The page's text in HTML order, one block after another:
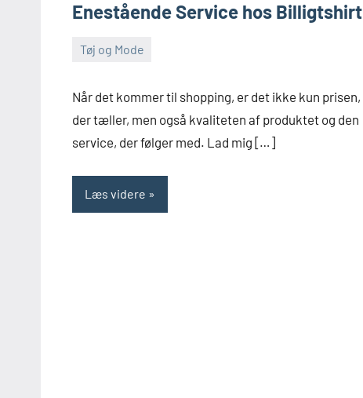
Enestående Service hos Billigtshirt
Tøj og Mode
marts
2024
Admin
Når det kommer til shopping, er det ikke kun prisen,
der tæller, men også kvaliteten af produktet og den
service, der følger med. Lad mig […]
Læs videre